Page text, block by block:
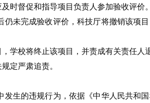
时督促和指导项目负责人参加验收评价。
未完成验收评价，科技厅将撤销该项目
学校将终止该项目，并责成有关责任人
定严肃追责。
生的违规行为，依据《中华人民共和